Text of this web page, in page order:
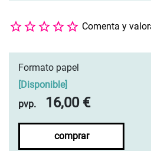
Comenta y
Formato papel
Disponible]
pvp.
16,00 €
comprar